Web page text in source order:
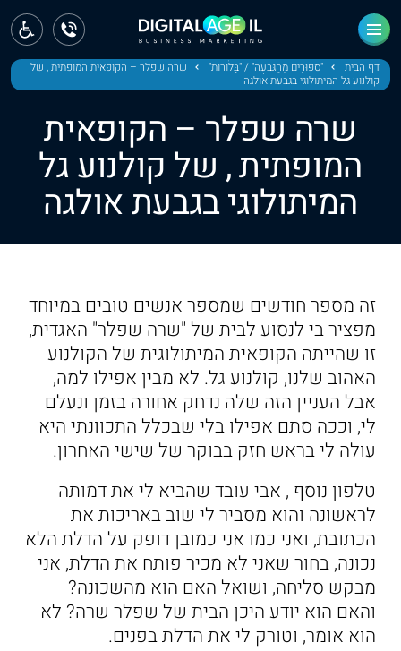
דף הבית "סִפּוּרִים מֵהַגִּבְעָה" / "בָּלֹוֹרוֹת"
שרה שפלר – הקופאית המופתית , של
קולנוע גל המיתולוגי בגבעת אולגה
שרה שפלר – הקופאית
המופתית , של קולנוע גל
המיתולוגי בגבעת אולגה
זה מספר חודשים שמספר אנשים טובים במיוחד
מפציר בי לנסוע לבית של "שרה שפלר" האגדית,
זו שהייתה הקופאית המיתולוגית של הקולנוע
האהוב שלנו, קולנוע גל. לא מבין אפילו למה,
אבל העניין הזה שלה נדחק אחורה בזמן ונעלם
לי, וככה סתם אפילו בלי שבכלל התכוונתי היא
עולה לי בראש חזק בבוקר של שישי האחרון.
טלפון נוסף , אבי עובד שהביא לי את דמותה
לראשונה והוא מסביר לי שוב באריכות את
הכתובת, ואני כמו אני כמובן דופק על הדלת הלא
נכונה, בחור שאני לא מכיר פותח את הדלת, אני
מבקש סליחה, ושואל האם הוא מהשכונה?
והאם הוא יודע היכן הבית של שפלר שרה? לא
הוא אומר, וטורק לי את הדלת בפנים.
ראשי
חדשות
מחוז חיפה
מחוז מרכז
תל אביב